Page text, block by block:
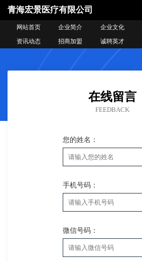
青海宏景医疗有限公司
网站首页 企业简介 企业文化
资讯动态
招商加盟 诚聘英才
在线留言
FEEDBACK
您的姓名：
手机号码：
微信号码：